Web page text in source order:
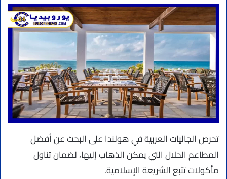
تحرص الجاليات العربية في هولندا على البحث عن أفضل
المطاعم الحلال التي يمكن الذهاب إليها، لضمان تناول
مأكولات تتبع الشريعة الإسلامية.